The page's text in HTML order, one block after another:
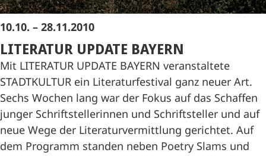
10.10. – 28.11.2010
LITERATUR UPDATE BAYERN
Mit LITERATUR UPDATE BAYERN veranstaltete
STADTKULTUR ein Literaturfestival ganz neuer Art.
Sechs Wochen lang war der Fokus auf das Schaffen
junger Schriftstellerinnen und Schriftsteller und auf
neue Wege der Literaturvermittlung gerichtet. Auf
dem Programm standen neben Poetry Slams und